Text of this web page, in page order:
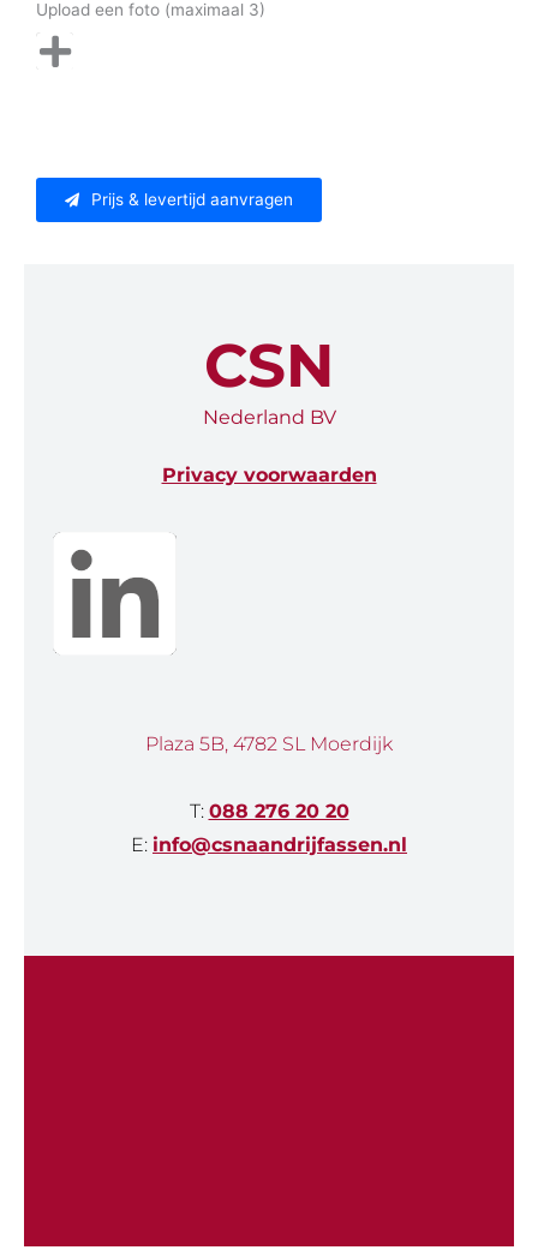
Upload een foto (maximaal 3)
Prijs & levertijd aanvragen
CSN
Nederland BV
Privacy voorwaarden
Plaza 5B, 4782 SL Moerdijk
T: 088 276 20 20
E: info@csnaandrijfassen.nl